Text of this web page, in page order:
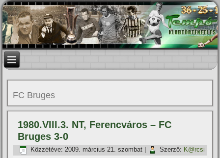
FC Bruges
1980.VIII.3. NT, Ferencváros – FC
Bruges 3-0
Közzétéve: 2009. március 21. szombat Szerző: K@rcsi